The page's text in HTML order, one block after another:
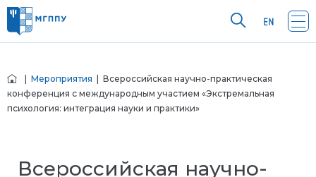
Мероприятия | Всероссийская научно-практическая
конференция с международным участием «Экстремальная
психология: интеграция науки и практики»
Всероссийская научно-